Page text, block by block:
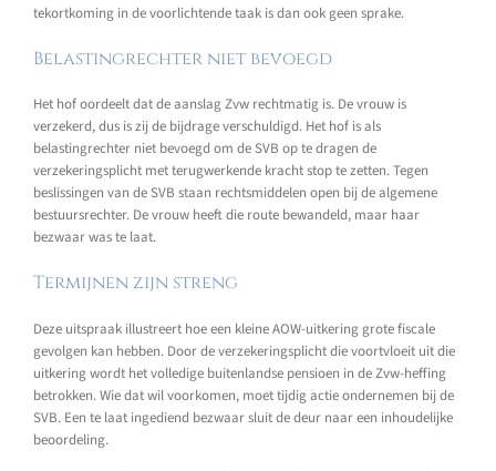
tekortkoming in de voorlichtende taak is dan ook geen sprake.
Belastingrechter niet bevoegd
Het hof oordeelt dat de aanslag Zvw rechtmatig is. De vrouw is
verzekerd, dus is zij de bijdrage verschuldigd. Het hof is als
belastingrechter niet bevoegd om de SVB op te dragen de
verzekeringsplicht met terugwerkende kracht stop te zetten. Tegen
beslissingen van de SVB staan rechtsmiddelen open bij de algemene
bestuursrechter. De vrouw heeft die route bewandeld, maar haar
bezwaar was te laat.
Termijnen zijn streng
Deze uitspraak illustreert hoe een kleine AOW-uitkering grote fiscale
gevolgen kan hebben. Door de verzekeringsplicht die voortvloeit uit die
uitkering wordt het volledige buitenlandse pensioen in de Zvw-heffing
betrokken. Wie dat wil voorkomen, moet tijdig actie ondernemen bij de
SVB. Een te laat ingediend bezwaar sluit de deur naar een inhoudelijke
beoordeling.